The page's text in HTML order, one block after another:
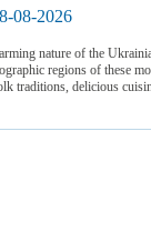
08-2026
nature of the
regions of these
traditions, delicious